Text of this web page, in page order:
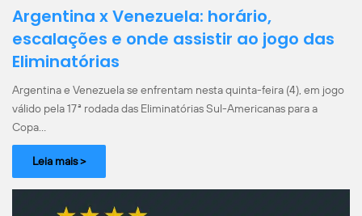
Argentina x Venezuela: horário,
escalações e onde assistir ao jogo das
Eliminatórias
Argentina e Venezuela se enfrentam nesta quinta-feira (4), em jogo
válido pela 17ª rodada das Eliminatórias Sul-Americanas para a
Copa…
Leia mais >